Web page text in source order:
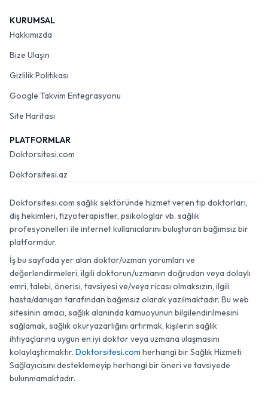
KURUMSAL
Hakkımızda
Bize Ulaşın
Gizlilik Politikası
Google Takvim Entegrasyonu
Site Haritası
PLATFORMLAR
Doktorsitesi.com
Doktorsitesi.az
Doktorsitesi.com sağlık sektöründe hizmet veren tıp doktorları,
diş hekimleri, fizyoterapistler, psikologlar vb. sağlık
profesyonelleri ile internet kullanıcılarını buluşturan bağımsız bir
platformdur.
İş bu sayfada yer alan doktor/uzman yorumları ve
değerlendirmeleri, ilgili doktorun/uzmanın doğrudan veya dolaylı
emri, talebi, önerisi, tavsiyesi ve/veya ricası olmaksızın, ilgili
hasta/danışan tarafından bağımsız olarak yazılmaktadır. Bu web
sitesinin amacı, sağlık alanında kamuoyunun bilgilendirilmesini
sağlamak, sağlık okuryazarlığını artırmak, kişilerin sağlık
ihtiyaçlarına uygun en iyi doktor veya uzmana ulaşmasını
kolaylaştırmaktır. Doktorsitesi.com herhangi bir Sağlık Hizmeti
Sağlayıcısını desteklemeyip herhangi bir öneri ve tavsiyede
bulunmamaktadır.